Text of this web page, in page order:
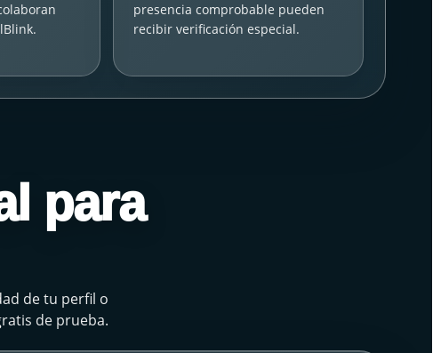
presencia comprobable pueden
recibir verificación especial.
para
de tu perfil o
de prueba.